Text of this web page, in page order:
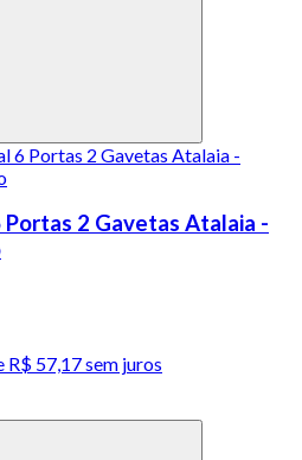
2 Gavetas Atalaia -
R$ 57,17 sem juros